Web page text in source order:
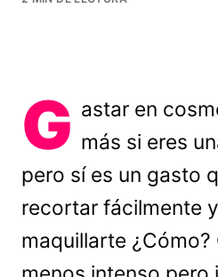
G astar en
más si eres
pero sí es un gasto
recortar fácilmente
maquillarte ¿Cómo?